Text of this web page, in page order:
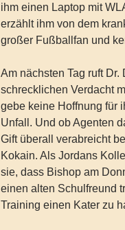
ihm einen Laptop mit
erzählt ihm von dem
großer Fußballfan und
Am nächsten Tag ruft
schrecklichen Verdacht
gebe keine Hoffnung für
Unfall. Und ob Agenten
Gift überall verabreicht
Kokain. Als Jordans
sie, dass Bishop am
einen alten Schulfreund
Training einen Kater zu